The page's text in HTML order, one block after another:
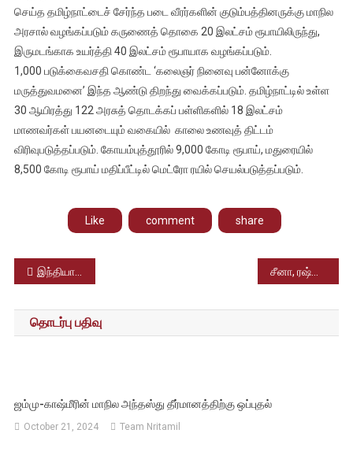
செய்தார்,
எதிர்ப்பார்க்கப்பட்ட
உரிமைத்
தொகை
வழங்கப்படும்
செய்த தமிழ்நாட்டைச் சேர்ந்த படை வீரர்களின் குடும்பத்தினருக்கு மாநில
அரசால் வழங்கப்படும் கருணைத் தொகை 20 இலட்சம் ரூபாயிலிருந்து,
இருமடங்காக உயர்த்தி 40 இலட்சம் ரூபாயாக வழங்கப்படும்.
1,000 படுக்கைவசதி கொண்ட ‘கலைஞர் நினைவு பன்னோக்கு
மருத்துவமனை’ இந்த ஆண்டு திறந்து வைக்கப்படும். தமிழ்நாட்டில் உள்ள
30 ஆயிரத்து 122 அரசுத் தொடக்கப் பள்ளிகளில் 18 இலட்சம்
மாணவர்கள் பயனடையும் வகையில் காலை உணவுத் திட்டம்
விரிவுபடுத்தப்படும். கோயம்புத்தூரில் 9,000 கோடி ரூபாய், மதுரையில்
8,500 கோடி ரூபாய் மதிப்பீட்டில் மெட்ரோ ரயில் செயல்படுத்தப்படும்.
Like comment share
Post
navigation
இந்தியாவில் கடந்த மூன்று ஆண்டுகளில் 274 யானைகள் பலி – நாட்டில் 29,964 யானைகள் இருப்பதாக தகவல்
தொடர்பு பதிவு
ஜம்மு-காஷ்மீரின் மாநில அந்தஸ்து தீர்மானத்திற்கு ஒப்புதல்
October 21, 2024 Team Nritamil